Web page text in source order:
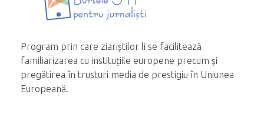
Program prin care ziariştilor li se facilitează
familiarizarea cu instituțiile europene precum și
pregătirea în trusturi media de prestigiu în Uniunea
Europeană.